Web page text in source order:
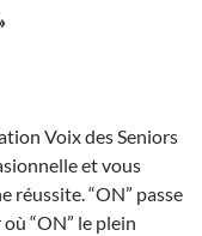
Voix des Seniors
et vous
réussite. “ON” passe
“ON” le plein